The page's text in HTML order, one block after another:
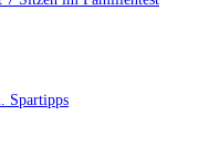
Spartipps